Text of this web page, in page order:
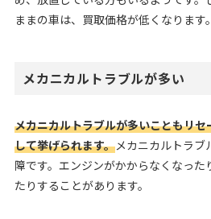
ままの車は、買取価格が低くなります。
メカニカルトラブルが多い
メカニカルトラブルが多いこともリ
して挙げられます。メカニカルトラブ
障です。エンジンがかからなくなった
たりすることがあります。